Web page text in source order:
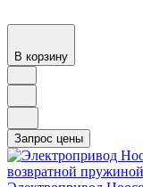
В корзину